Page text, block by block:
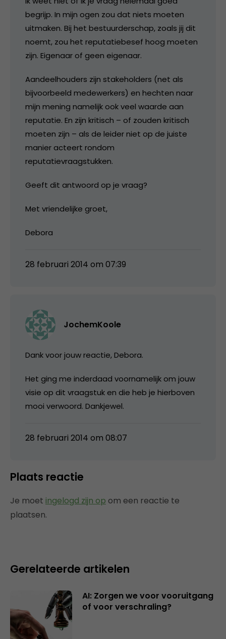
begrijp. In mijn ogen zou dat niets moeten
uitmaken. Bij het bestuurderschap, zoals jij dit
noemt, zou het reputatiebesef hoog moeten
zijn. Eigenaar of geen eigenaar.
Aandeelhouders zijn stakeholders (net als
bijvoorbeeld medewerkers) en hechten naar
mijn mening namelijk ook veel waarde aan
reputatie. En zijn kritisch – of zouden kritisch
moeten zijn – als de leider niet op de juiste
manier acteert rondom
reputatievraagstukken.
Geeft dit antwoord op je vraag?
Met vriendelijke groet,
Debora
28 februari 2014 om 07:39
JochemKoole
Dank voor jouw reactie, Debora.
Het ging me inderdaad voornamelijk om jouw
visie op dit vraagstuk en die heb je hierboven
mooi verwoord. Dankjewel.
28 februari 2014 om 08:07
Plaats reactie
Je moet ingelogd zijn op om een reactie te
plaatsen.
Gerelateerde artikelen
AI: Zorgen we voor vooruitgang
of voor verschraling?